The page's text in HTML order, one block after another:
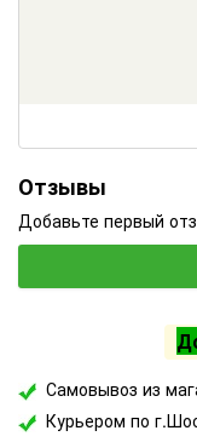
Отзывы
Добавьте первый
Самовывоз из
Курьером по